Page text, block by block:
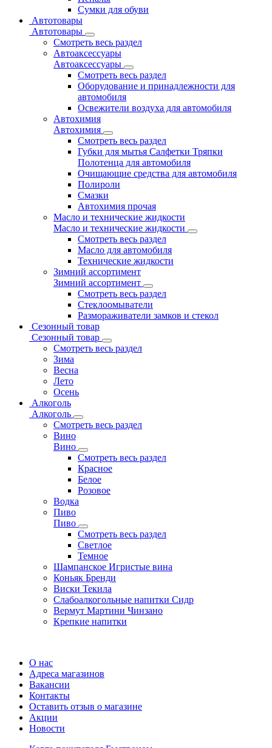
Сумки для обуви
Автотовары
Автотовары
Смотреть весь раздел
Автоаксессуары
Автоаксессуары
Смотреть весь раздел
Оборудование и принадлежности для
автомобиля
Освежители воздуха для автомобиля
Автохимия
Автохимия
Смотреть весь раздел
Губки для мытья Салфетки Тряпки
Полотенца для автомобиля
Очищающие средства для автомобиля
Полироли
Смазки
Автохимия прочая
Масло и технические жидкости
Масло и технические жидкости
Смотреть весь раздел
Масло для автомобиля
Технические жидкости
Зимний ассортимент
Зимний ассортимент
Смотреть весь раздел
Стеклоомыватели
Размораживатели замков и стекол
Сезонный товар
Сезонный товар
Смотреть весь раздел
Зима
Весна
Лето
Осень
Алкоголь
Алкоголь
Смотреть весь раздел
Вино
Вино
Смотреть весь раздел
Красное
Белое
Розовое
Водка
Пиво
Пиво
Смотреть весь раздел
Cветлое
Темное
Шампанское Игристые вина
Коньяк Бренди
Виски Текила
Слабоалкогольные напитки Сидр
Вермут Мартини Чинзано
Крепкие напитки
О нас
Адреса магазинов
Вакансии
Контакты
Оставить отзыв о магазине
Акции
Новости